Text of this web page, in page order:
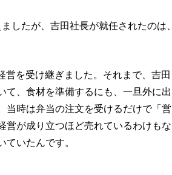
したが、吉田社長が就任されたのは、
を受け継ぎました。それまで、吉田
て、食材を準備するにも、一旦外に出
当時は弁当の注文を受けるだけで「営
営が成り立つほど売れているわけもな
ていたんです。